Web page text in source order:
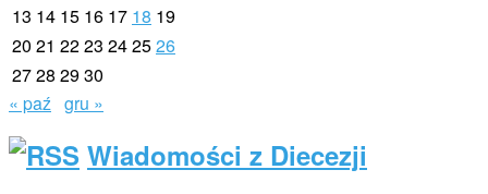
13 14 15 16 17 18 19
20 21 2223 242526
2728 2930
« paź gru »
Wiadomości z Diecezji